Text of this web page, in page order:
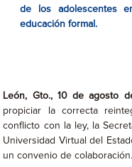
de los adolescentes
educación formal.
León, Gto., 10 de agosto
propiciar la correcta
conflicto con la ley, la
Universidad Virtual del
un convenio de colaboración.